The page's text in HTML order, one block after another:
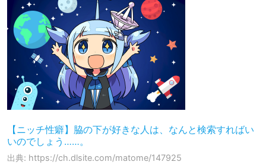
【ニッチ性癖】脇の下が好きな人は、なんと検索すればい
いのでしょう……。
出典: https://ch.dlsite.com/matome/147925